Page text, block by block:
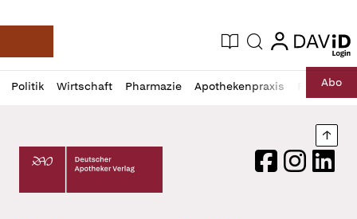
Deutsche Apotheker Zeitung
Aktuelle Ausgabe
Suche login
login
Politik Wirtschaft Pharmazie Apothekenpraxis RechtAbo
Profil
öffnen
Daz
Pur
Deutscher Apotheker Verlag Logo
FacebookInstagram